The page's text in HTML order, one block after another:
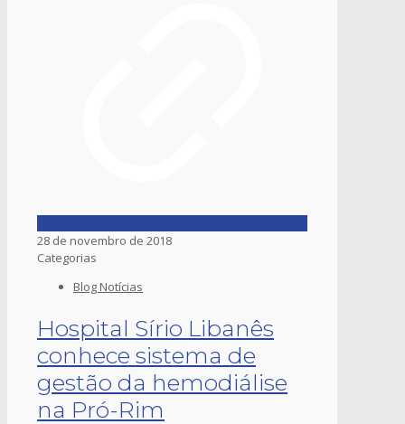
28 de novembro de 2018
Categorias
Blog Notícias
Hospital Sírio Libanês
conhece sistema de
gestão da hemodiálise
na Pró-Rim